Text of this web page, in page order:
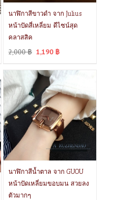
นาฬิกาสีขาวดำ จาก Julius
หน้าปัดสี่เหลี่ยม ดีไซน์สุด
คลาสสิค
2,000฿ 1,190 ฿
นาฬิกาสีน้ำตาล จาก GUOU
หน้าปัดเหลี่ยมขอบมน สวยลง
ตัวมากๆ